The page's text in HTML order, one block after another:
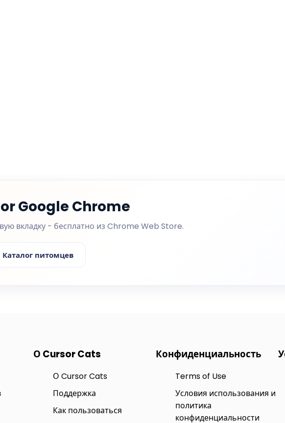
Google Chrome
вкладку - бесплатно из Chrome Web Store.
Каталог питомцев
О Cursor Cats
О Cursor Cats
Поддержка
Как пользоваться
Конфиденциальность
Terms of Use
Условия использования и
политика
конфиденциальности